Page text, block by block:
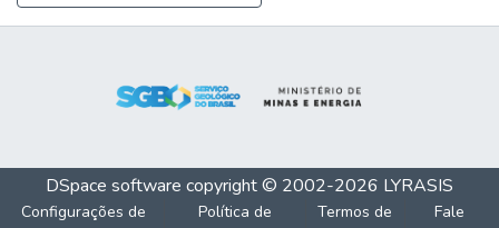
DSpace software copyright © 2002-2026 LYRASIS
Configurações de
Política de
Termos de
Fale